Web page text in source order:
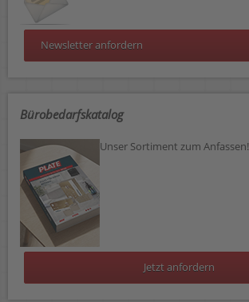
Newsletter anfordern
Bürobedarfskatalog
Unser Sortiment zum Anfassen!
Jetzt anfordern